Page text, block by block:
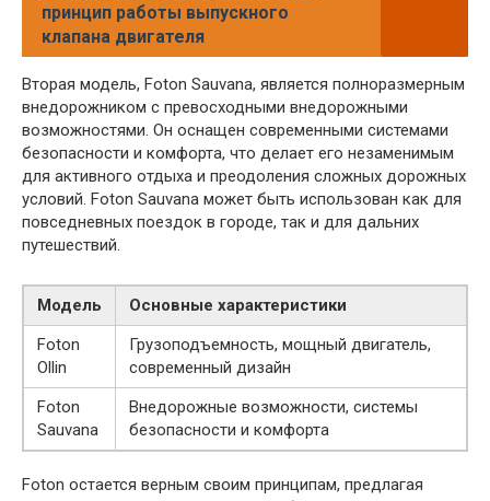
принцип работы выпускного
клапана двигателя
Вторая модель, Foton Sauvana, является полноразмерным
внедорожником с превосходными внедорожными
возможностями. Он оснащен современными системами
безопасности и комфорта, что делает его незаменимым
для активного отдыха и преодоления сложных дорожных
условий. Foton Sauvana может быть использован как для
повседневных поездок в городе, так и для дальних
путешествий.
Модель
Основные характеристики
Foton
Ollin
Грузоподъемность, мощный двигатель,
современный дизайн
Foton
Sauvana
Внедорожные возможности, системы
безопасности и комфорта
Foton остается верным своим принципам, предлагая